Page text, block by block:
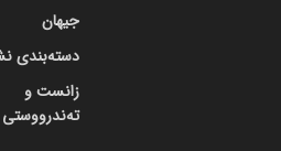
جیهان
دسته‌بندی
زانست و
تەندرووستی